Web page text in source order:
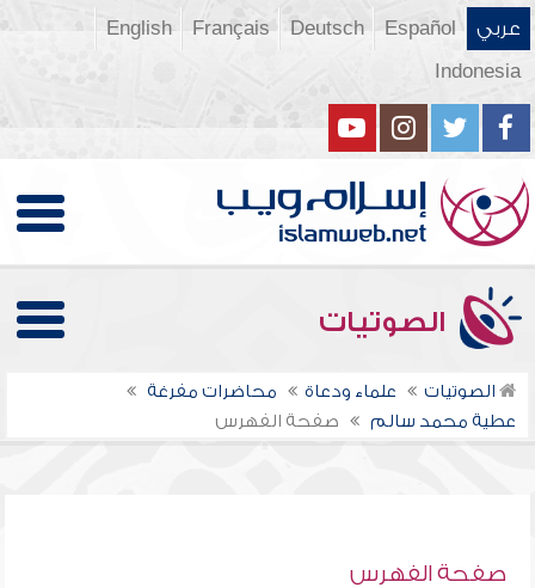
عربي Español
Deutsch
Français
English
Indonesia
الصوتيات
الصوتيات علماء ودعاة
محاضرات مفرغة
عطية محمد سالم
صفحة الفهرس
صفحة الفهرس